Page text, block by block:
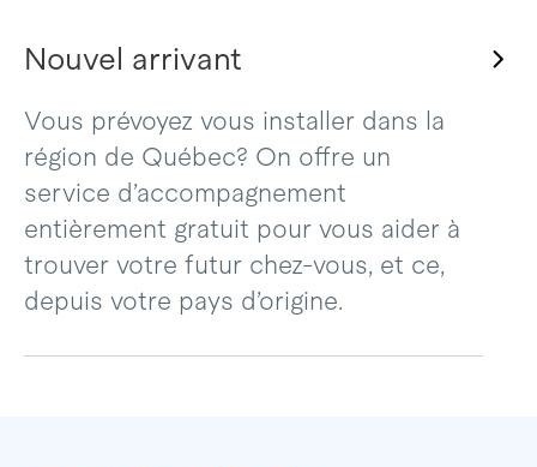
Nouvel arrivant
Vous prévoyez vous installer dans la
région de Québec? On offre un
service d’accompagnement
entièrement gratuit pour vous aider à
trouver votre futur chez-vous, et ce,
depuis votre pays d’origine.